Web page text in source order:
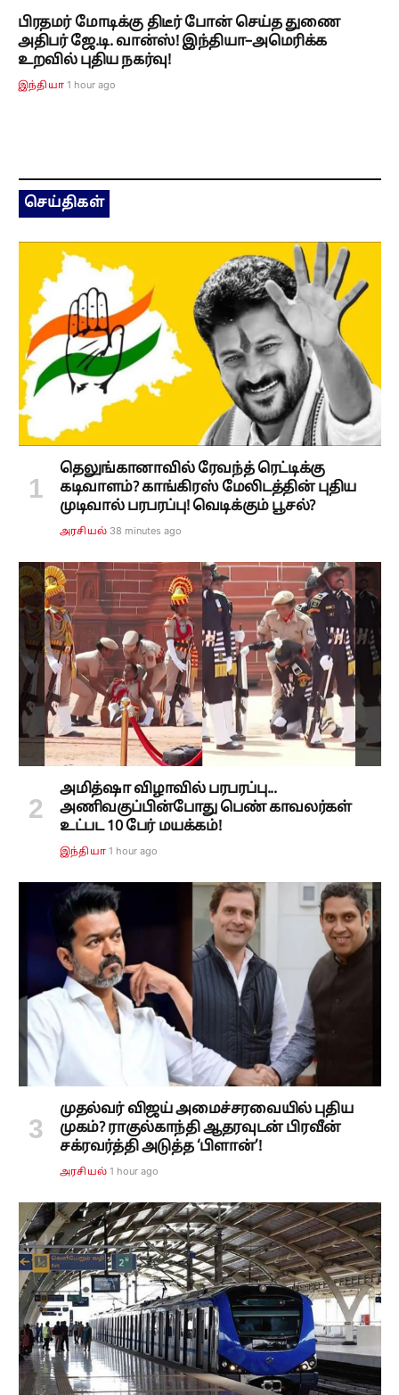
பிரதமர் மோடிக்கு திடீர் போன் செய்த துணை
அதிபர் ஜே.டி. வான்ஸ்! இந்தியா–அமெரிக்க
உறவில் புதிய நகர்வு!
இந்தியா 1 hour ago
செய்திகள்
தெலுங்கானாவில் ரேவந்த் ரெட்டிக்கு
கடிவாளம்? காங்கிரஸ் மேலிடத்தின் புதிய
முடிவால் பரபரப்பு! வெடிக்கும் பூசல்?
அரசியல் 38 minutes ago
அமித்ஷா விழாவில் பரபரப்பு...
அணிவகுப்பின்போது பெண் காவலர்கள்
உட்பட 10 பேர் மயக்கம்!
இந்தியா 1 hour ago
முதல்வர் விஜய் அமைச்சரவையில் புதிய
முகம்? ராகுல்காந்தி ஆதரவுடன் பிரவீன்
சக்ரவர்த்தி அடுத்த ‘பிளான்’!
அரசியல் 1 hour ago